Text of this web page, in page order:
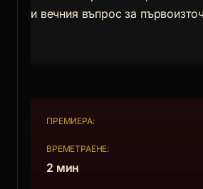
и вечния въпрос за
ПРЕМИЕРА:
ВРЕМЕТРАЕНЕ:
2 мин